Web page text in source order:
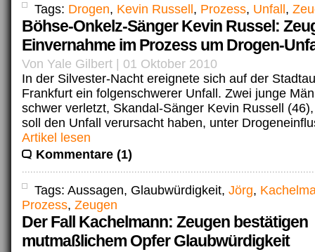
Tags: Drogen, Kevin Russell , Prozess, Unfall ,
Böhse-Onkelz-Sänger Kevin Russel:
Einvernahme im Prozess um Drogen-
Von Yale Gilbert | 01 Oktober 2010
In der Silvester-Nacht ereignete sich auf der
Frankfurt ein folgenschwerer Unfall. Zwei junge
schwer verletzt, Skandal-Sänger Kevin Russell
soll den Unfall verursacht haben, unter
Artikel lesen
Kommentare (1)
Tags: Aussagen, Glaubwürdigkeit, Jörg,
Prozess, Zeugen
Der Fall Kachelmann: Zeugen bestätigen
mutmaßlichem Opfer Glaubwürdigkeit